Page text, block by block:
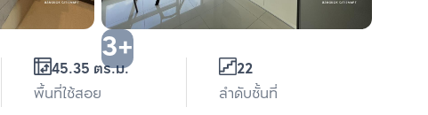
3+
45.35 ตร.ม.
พื้นที่ใช้สอย
22
ลำดับชั้นที่